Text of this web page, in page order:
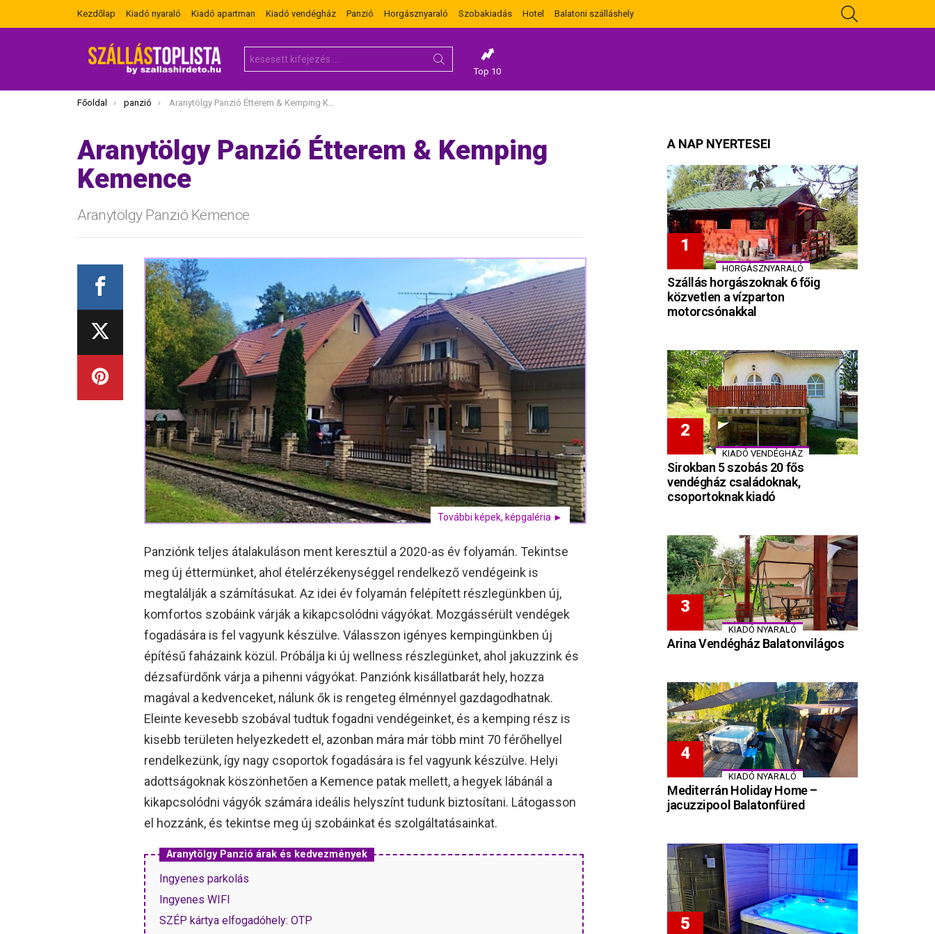
Kezdőlap Kiadó nyaraló Kiadó apartman Kiadó vendégház Panzió Horgásznyaraló Szobakiadás Hotel Balatoni szálláshely
for:
Top 10
Itt vagy most:
Főoldal panzió Aranytölgy Panzió Étterem & Kemping Kemence
Aranytölgy Panzió Étterem & Kemping
Kemence
Aranytölgy Panzió Kemence
További képek, képgaléria ►
Panziónk teljes átalakuláson ment keresztül a 2020-as év folyamán. Tekintse
meg új éttermünket, ahol ételérzékenységgel rendelkező vendégeink is
megtalálják a számításukat. Az idei év folyamán felépített részlegünkben új,
komfortos szobáink várják a kikapcsolódni vágyókat. Mozgássérült vendégek
fogadására is fel vagyunk készülve. Válasszon igényes kempingünkben új
építésű faházaink közül. Próbálja ki új wellness részlegünket, ahol jakuzzink és
dézsafürdőnk várja a pihenni vágyókat. Panziónk kisállatbarát hely, hozza
magával a kedvenceket, nálunk ők is rengeteg élménnyel gazdagodhatnak.
Eleinte kevesebb szobával tudtuk fogadni vendégeinket, és a kemping rész is
kisebb területen helyezkedett el, azonban mára már több mint 70 férőhellyel
rendelkezünk, így nagy csoportok fogadására is fel vagyunk készülve. Helyi
adottságoknak köszönhetően a Kemence patak mellett, a hegyek lábánál a
kikapcsolódni vágyók számára ideális helyszínt tudunk biztosítani. Látogasson
el hozzánk, és tekintse meg új szobáinkat és szolgáltatásainkat.
Aranytölgy Panzió árak és kedvezmények
Ingyenes parkolás
Ingyenes WIFI
SZÉP kártya elfogadóhely: OTP
A NAP NYERTESEI
HORGÁSZNYARALÓ
Szállás horgászoknak 6 főig
közvetlen a vízparton
motorcsónakkal
KIADÓ VENDÉGHÁZ
Sirokban 5 szobás 20 fős
vendégház családoknak,
csoportoknak kiadó
KIADÓ NYARALÓ
Arina Vendégház Balatonvilágos
KIADÓ NYARALÓ
Mediterrán Holiday Home –
jacuzzipool Balatonfüred